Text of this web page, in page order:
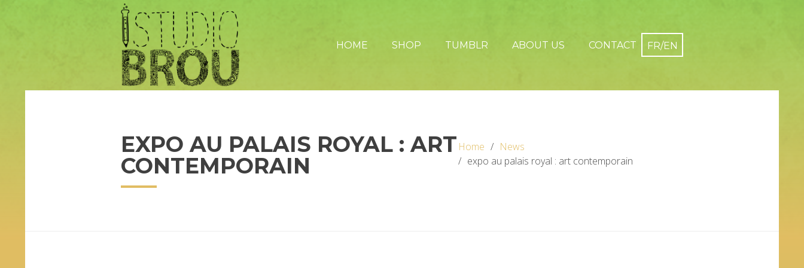
HOME SHOP TUMBLR ABOUT US CONTACT
EXPO AU PALAIS ROYAL : ART
CONTEMPORAIN
Home
News
expo au palais royal : art contemporain